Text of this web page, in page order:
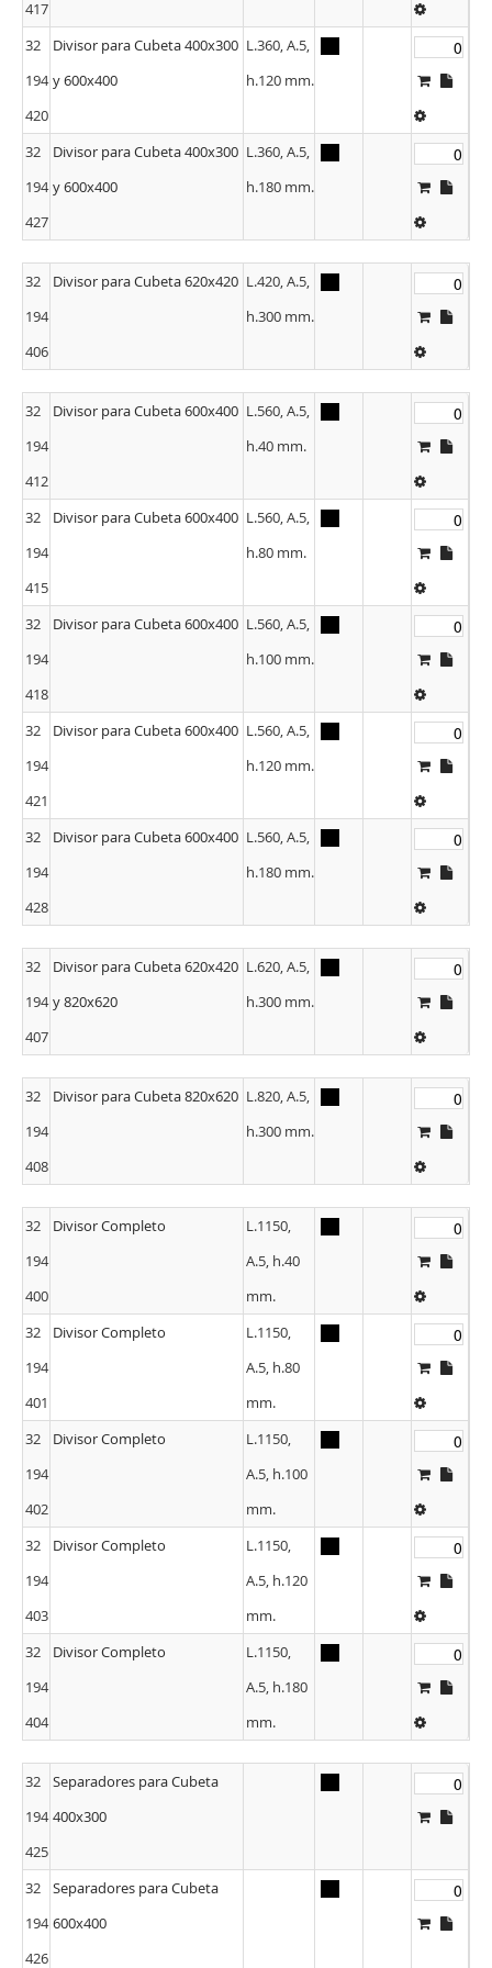
417
32
194
420
Divisor para Cubeta 400x300
y 600x400
L.360, A.5,
h.120 mm.
32
194
427
Divisor para Cubeta 400x300
y 600x400
L.360, A.5,
h.180 mm.
32
194
406
Divisor para Cubeta 620x420 L.420, A.5,
h.300 mm.
32
194
412
Divisor para Cubeta 600x400 L.560, A.5,
h.40 mm.
32
194
415
Divisor para Cubeta 600x400 L.560, A.5,
h.80 mm.
32
194
418
Divisor para Cubeta 600x400 L.560, A.5,
h.100 mm.
32
194
421
Divisor para Cubeta 600x400 L.560, A.5,
h.120 mm.
32
194
428
Divisor para Cubeta 600x400 L.560, A.5,
h.180 mm.
32
194
407
Divisor para Cubeta 620x420
y 820x620
L.620, A.5,
h.300 mm.
32
194
408
Divisor para Cubeta 820x620 L.820, A.5,
h.300 mm.
32
194
400
Divisor Completo
L.1150,
A.5, h.40
mm.
32
194
401
Divisor Completo
L.1150,
A.5, h.80
mm.
32
194
402
Divisor Completo
L.1150,
A.5, h.100
mm.
32
194
403
Divisor Completo
L.1150,
A.5, h.120
mm.
32
194
404
Divisor Completo
L.1150,
A.5, h.180
mm.
32
194
425
Separadores para Cubeta
400x300
32
194
426
Separadores para Cubeta
600x400